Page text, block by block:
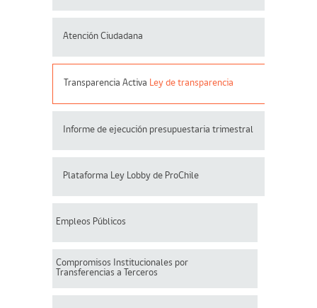
Atención Ciudadana
Transparencia Activa Ley de transparencia
Informe de ejecución presupuestaria trimestral
Plataforma Ley Lobby de ProChile
Empleos Públicos
Compromisos Institucionales por
Transferencias a Terceros